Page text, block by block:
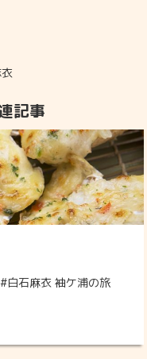
記事
白石麻衣 袖ケ浦の旅